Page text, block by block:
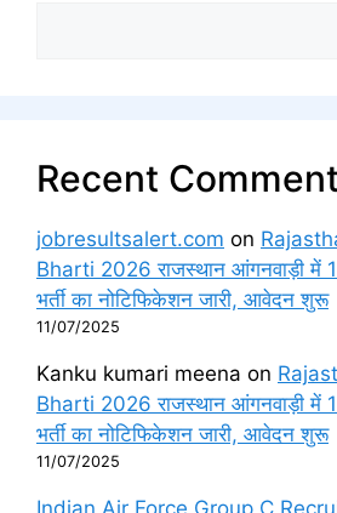
Recent
jobresultsalert.com on
Bharti 2026 राजस्थान आंगनवाड़ी में
भर्ती का नोटिफिकेशन जारी, आवेदन शुरू
11/07/2025
Kanku kumari meena on
Bharti 2026 राजस्थान आंगनवाड़ी में
भर्ती का नोटिफिकेशन जारी, आवेदन शुरू
11/07/2025
Indian Air Force Group C